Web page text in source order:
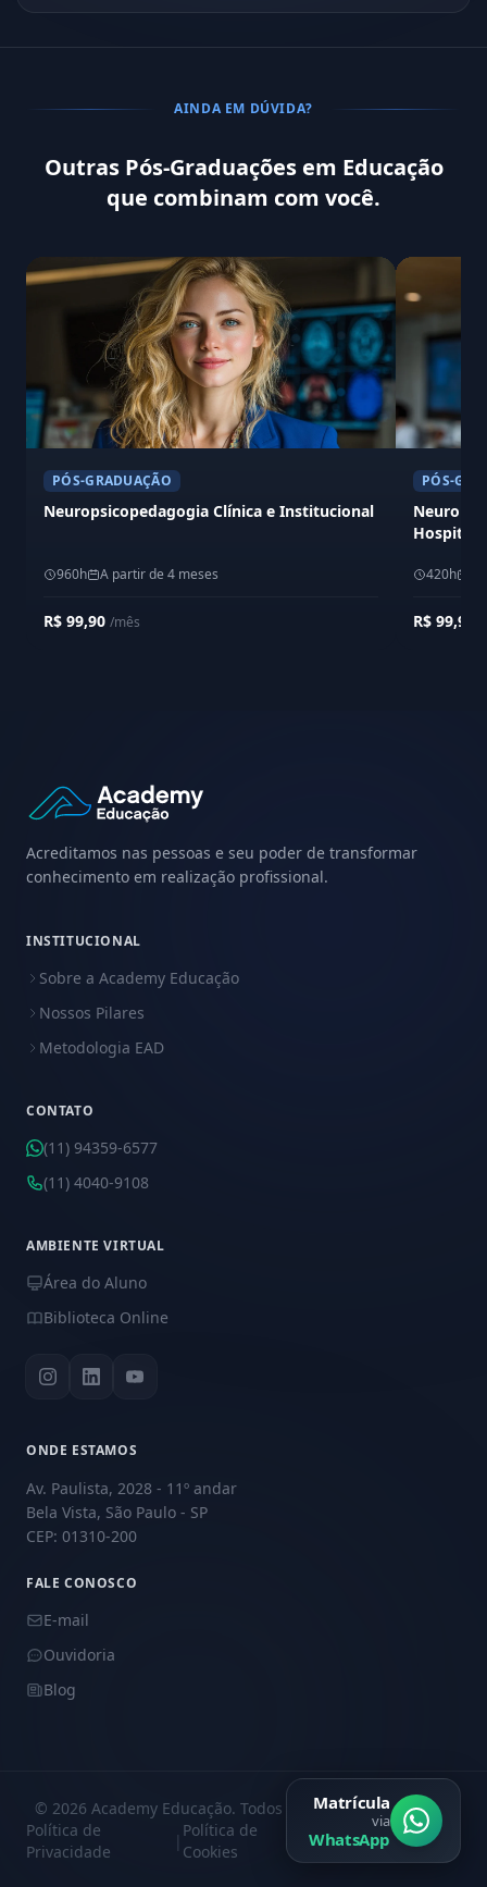
AINDA EM DÚVIDA?
Outras Pós-Graduações em Educação
que combinam com você.
PÓS-GRADUAÇÃO
Neuropsicopedagogia Clínica e Institucional
960h A partir de 4 meses
R$ 99,90 /mês
PÓS-
420h
R$ 99,90
Acreditamos nas pessoas e seu poder de transformar
conhecimento em realização profissional.
INSTITUCIONAL
Sobre a Academy Educação
Nossos Pilares
Metodologia EAD
CONTATO
(11) 94359-6577
(11) 4040-9108
AMBIENTE VIRTUAL
Área do Aluno
Biblioteca Online
ONDE ESTAMOS
Av. Paulista, 2028 - 11º andar
Bela Vista, São Paulo - SP
CEP: 01310-200
FALE CONOSCO
E-mail
Ouvidoria
Blog
© 2026 Academy Educação. Todos os direitos reservados.
Política de
Privacidade
|
Política de
Cookies
|
Central de
Privacidade
Matrícula
via
WhatsApp